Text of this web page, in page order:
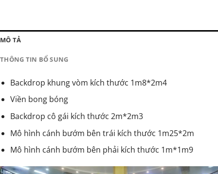
MÔ TẢ
THÔNG TIN BỔ SUNG
Backdrop khung vòm kích thước 1m8*2m4
Viền bong bóng
Backdrop cô gái kích thước 2m*2m3
Mô hình cánh bướm bên trái kích thước 1m25*2m
Mô hình cánh bướm bên phải kích thước 1m*1m9